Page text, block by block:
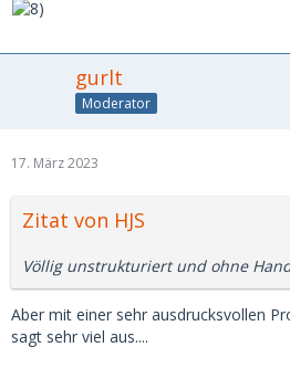
gurlt
Moderator
17. März 2023
Zitat von HJS
Völlig unstrukturiert und ohne
Aber mit einer sehr ausdrucksvollen
sagt sehr viel aus....